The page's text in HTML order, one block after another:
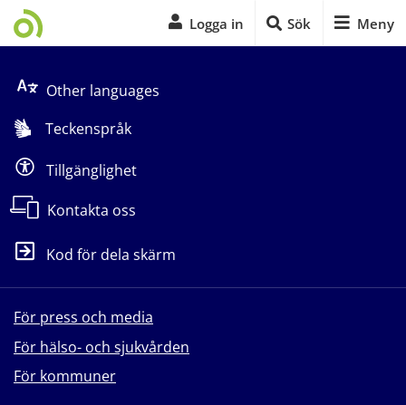
Logga in Sök Meny
Other languages
Teckenspråk
Tillgänglighet
Kontakta oss
Kod för dela skärm
För press och media
För hälso- och sjukvården
För kommuner